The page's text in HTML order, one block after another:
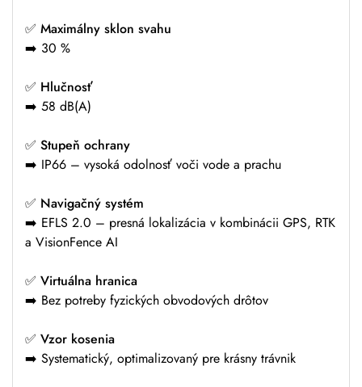
✅ Maximálny sklon svahu
➡️ 30 %
✅ Hlučnosť
➡️ 58 dB(A)
✅ Stupeň ochrany
➡️ IP66 – vysoká odolnosť voči vode a prachu
✅ Navigačný systém
➡️ EFLS 2.0 – presná lokalizácia v kombinácii GPS, RTK
a VisionFence AI
✅ Virtuálna hranica
➡️ Bez potreby fyzických obvodových drôtov
✅ Vzor kosenia
➡️ Systematický, optimalizovaný pre krásny trávnik